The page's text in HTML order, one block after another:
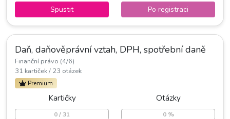
Spustit Po registraci
Daň, daňověprávní vztah, DPH, spotřební daně
Finanční právo (4/6)
31 kartiček / 23 otázek
Premium
Kartičky
0 / 31
Otázky
0 %